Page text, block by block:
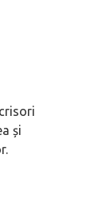
și